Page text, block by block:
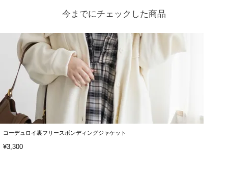
今までにチェックした商品
コーデュロイ裏フリースボンディングジャケット
¥3,300